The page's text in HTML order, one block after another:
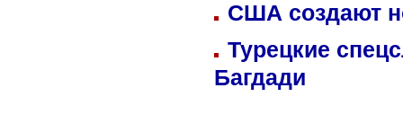
США создают
Турецкие
Багдади